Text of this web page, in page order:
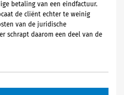
betaling van een eindfactuur.
de cliënt echter te weinig
van de juridische
schrapt daarom een deel van de